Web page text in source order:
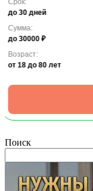
до 30000 ₽
Возраст:
от 18 до 80 лет
Поиск